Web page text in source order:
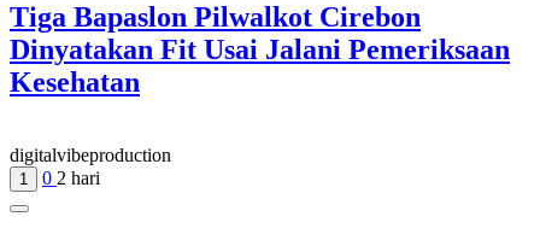
Tiga Bapaslon Pilwalkot Cirebon
Dinyatakan Fit Usai Jalani Pemeriksaan
Kesehatan
digitalvibeproduction
1 0 2 hari